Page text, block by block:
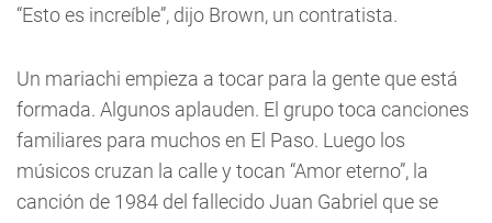
“Esto es increíble”, dijo Brown, un contratista.
Un mariachi empieza a tocar para la gente que está
formada. Algunos aplauden. El grupo toca canciones
familiares para muchos en El Paso. Luego los
músicos cruzan la calle y tocan “Amor eterno”, la
canción de 1984 del fallecido Juan Gabriel que se